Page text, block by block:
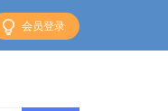
会员登录